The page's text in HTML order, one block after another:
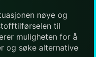
nøye og
til
muligheten for å
og søke alternative